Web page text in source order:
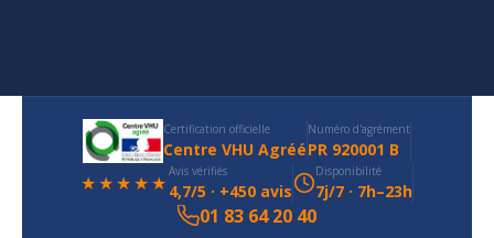
Certification officielle
Centre VHU Agréé
Numéro d'agrément
PR 920001 B
★★★★★ Avis vérifiés
4,7/5 · +450 avis
Disponibilité
7j/7 · 7h–23h
01 83 64 20 40